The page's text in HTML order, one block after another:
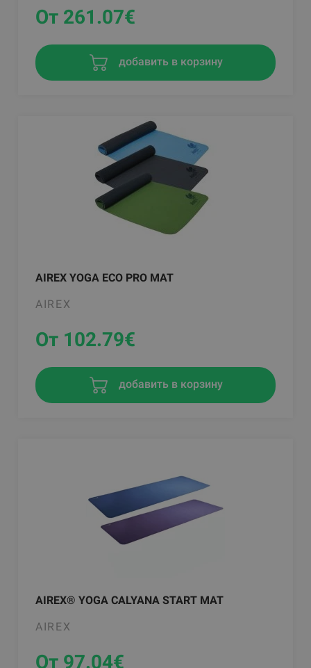
От 261.07€
добавить в корзину
AIREX YOGA ECO PRO MAT
AIREX
От 102.79€
добавить в корзину
AIREX® YOGA CALYANA START MAT
AIREX
От 97.04€